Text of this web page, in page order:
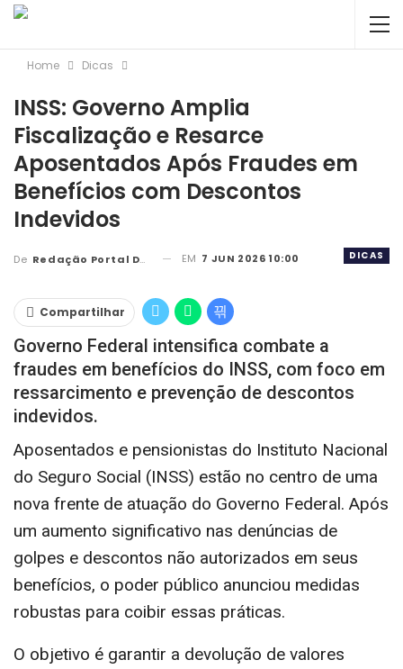
Home Dicas
INSS: Governo Amplia
Fiscalização e Resarce
Aposentados Após Fraudes em
Benefícios com Descontos
Indevidos
DICAS
De Redação Portal DBC EM 7 JUN 2026 10:00
Compartilhar
Governo Federal intensifica combate a
fraudes em benefícios do INSS, com foco em
ressarcimento e prevenção de descontos
indevidos.
Aposentados e pensionistas do Instituto Nacional
do Seguro Social (INSS) estão no centro de uma
nova frente de atuação do Governo Federal. Após
um aumento significativo nas denúncias de
golpes e descontos não autorizados em seus
benefícios, o poder público anunciou medidas
robustas para coibir essas práticas.
O objetivo é garantir a devolução de valores